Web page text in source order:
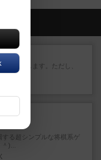
稿
づくりします。ただし、
にあ...
る超シンプルな将棋系ゲ
)...